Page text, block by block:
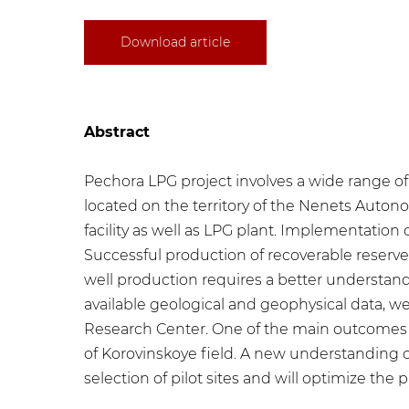
Download article
Abstract
Pechora LPG project involves a wide range
located on the territory of the Nenets
facility as well as LPG plant.
Successful production of recoverable
well production requires a better
available geological and geophysical data,
Research Center. One of the main
of Korovinskoye field. A new understanding
selection of pilot sites and will optimize the